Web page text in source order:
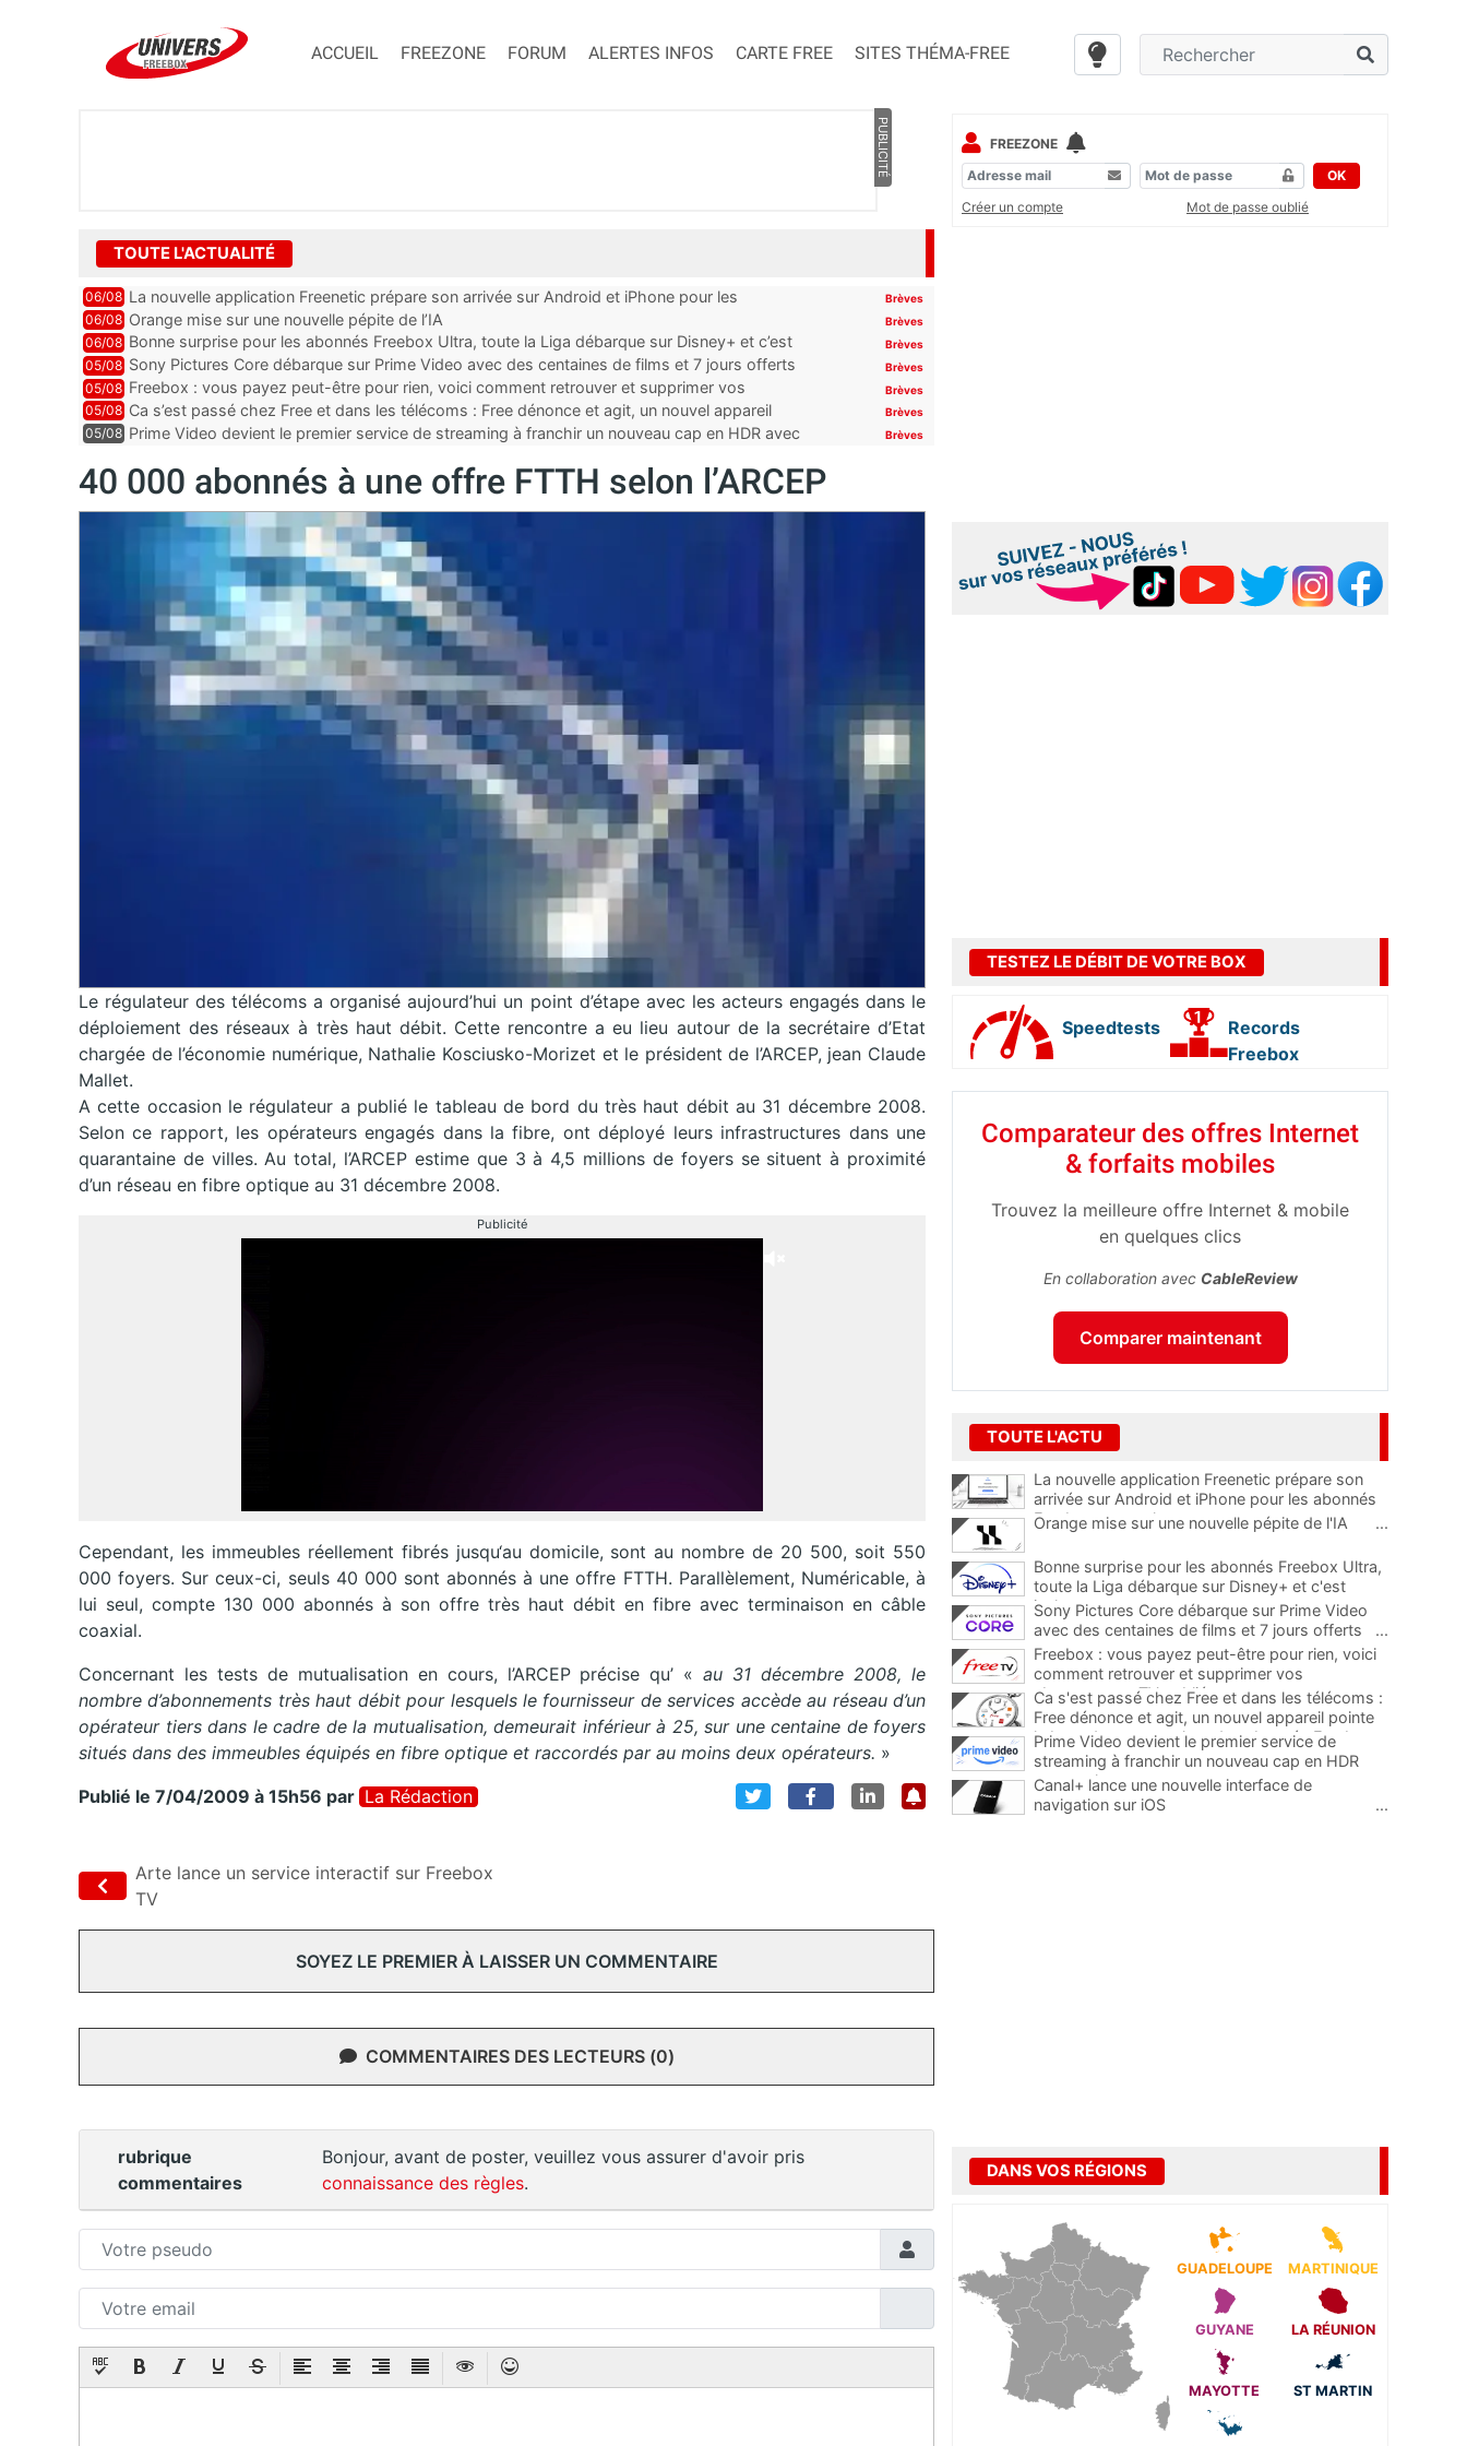
ACCUEIL FREEZONE FORUM ALERTES INFOS CARTE FREE SITES THÉMA-FREE
PUBLICITÉ
TOUTE L'ACTUALITÉ
06/08 La nouvelle application Freenetic prépare son arrivée sur Android et iPhone pour les
abonnés Freebox, testez la
Brèves
06/08 Orange mise sur une nouvelle pépite de l’IA Brèves
06/08 Bonne surprise pour les abonnés Freebox Ultra, toute la Liga débarque sur Disney+ et c’est
inclus
Brèves
05/08 Sony Pictures Core débarque sur Prime Video avec des centaines de films et 7 jours offerts Brèves
05/08 Freebox : vous payez peut-être pour rien, voici comment retrouver et supprimer vos
abonnements TV oubliés
Brèves
05/08 Ca s’est passé chez Free et dans les télécoms : Free dénonce et agit, un nouvel appareil
pointe le bout de...
Brèves
05/08 Prime Video devient le premier service de streaming à franchir un nouveau cap en HDR avec
Brèves
40 000 abonnés à une offre FTTH selon l’ARCEP
Le régulateur des télécoms a organisé aujourd’hui un point d’étape avec les acteurs engagés dans le
déploiement des réseaux à très haut débit. Cette rencontre a eu lieu autour de la secrétaire d’Etat
chargée de l’économie numérique, Nathalie Kosciusko-Morizet et le président de l’ARCEP, jean Claude
Mallet.
A cette occasion le régulateur a publié le tableau de bord du très haut débit au 31 décembre 2008.
Selon ce rapport, les opérateurs engagés dans la fibre, ont déployé leurs infrastructures dans une
quarantaine de villes. Au total, l’ARCEP estime que 3 à 4,5 millions de foyers se situent à proximité
d’un réseau en fibre optique au 31 décembre 2008.
Publicité
Cependant, les immeubles réellement fibrés jusqu‘au domicile, sont au nombre de 20 500, soit 550
000 foyers. Sur ceux-ci, seuls 40 000 sont abonnés à une offre FTTH. Parallèlement, Numéricable, à
lui seul, compte 130 000 abonnés à son offre très haut débit en fibre avec terminaison en câble
coaxial.
Concernant les tests de mutualisation en cours, l’ARCEP précise qu’ «au 31 décembre 2008, le
nombre d’abonnements très haut débit pour lesquels le fournisseur de services accède au réseau d’un
opérateur tiers dans le cadre de la mutualisation, demeurait inférieur à 25, sur une centaine de foyers
situés dans des immeubles équipés en fibre optique et raccordés par au moins deux opérateurs. »
Publié le 7/04/2009 à 15h56 par La Rédaction
Arte lance un service interactif sur Freebox
TV
SOYEZ LE PREMIER À LAISSER UN COMMENTAIRE
COMMENTAIRES DES LECTEURS (0)
rubrique
commentaires
Bonjour, avant de poster, veuillez vous assurer d'avoir pris
connaissance des règles.
FREEZONE
OK
Créer un compte
Mot de passe oublié
TESTEZ LE DÉBIT DE VOTRE BOX
Speedtests
Records
Freebox
Comparateur des offres Internet
& forfaits mobiles
Trouvez la meilleure offre Internet & mobile
en quelques clics
En collaboration avec CableReview
Comparer maintenant
TOUTE L'ACTU
La nouvelle application Freenetic prépare son
arrivée sur Android et iPhone pour les abonnés
Freebox, testez la
Orange mise sur une nouvelle pépite de l'IA ...
Bonne surprise pour les abonnés Freebox Ultra,
toute la Liga débarque sur Disney+ et c'est
inclus
Sony Pictures Core débarque sur Prime Video
avec des centaines de films et 7 jours offerts
...
Freebox : vous payez peut-être pour rien, voici
comment retrouver et supprimer vos
abonnements TV oubliés
...
Ca s'est passé chez Free et dans les télécoms :
Free dénonce et agit, un nouvel appareil pointe
le bout de son nez chez des abonnés Freebox...
Prime Video devient le premier service de
streaming à franchir un nouveau cap en HDR
avec ce lancement
Canal+ lance une nouvelle interface de
navigation sur iOS
...
DANS VOS RÉGIONS
GUADELOUPE MARTINIQUE
GUYANE LA RÉUNION
MAYOTTE ST MARTIN